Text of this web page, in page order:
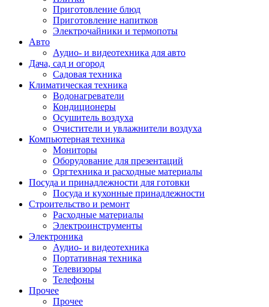
Приготовление блюд
Приготовление напитков
Электрочайники и термопоты
Авто
Аудио- и видеотехника для авто
Дача, сад и огород
Садовая техника
Климатическая техника
Водонагреватели
Кондиционеры
Осушитель воздуха
Очистители и увлажнители воздуха
Компьютерная техника
Мониторы
Оборудование для презентаций
Оргтехника и расходные материалы
Посуда и принадлежности для готовки
Посуда и кухонные принадлежности
Строительство и ремонт
Расходные материалы
Электроинструменты
Электроника
Аудио- и видеотехника
Портативная техника
Телевизоры
Телефоны
Прочее
Прочее